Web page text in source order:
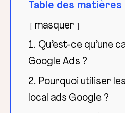
Table des matières
masquer
1. Qu’est-ce qu’une
Google Ads ?
2. Pourquoi utiliser
local ads Google ?